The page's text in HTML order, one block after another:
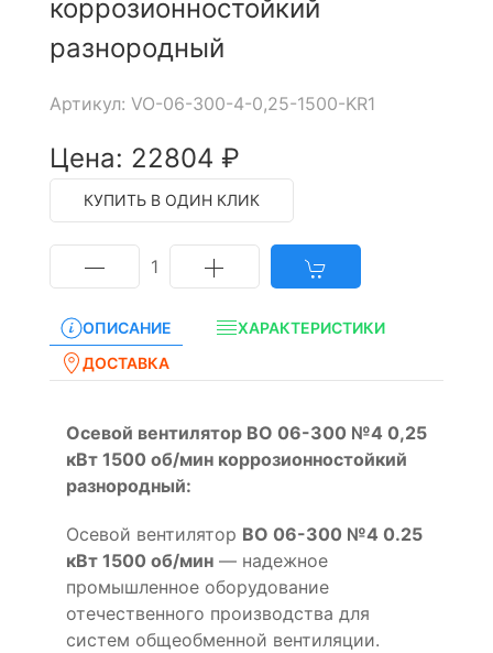
коррозионностойкий
разнородный
Артикул: VO-06-300-4-0,25-1500-KR1
Цена: 22804 ₽
КУПИТЬ В ОДИН КЛИК
1
ОПИСАНИЕ
ХАРАКТЕРИСТИКИ
ДОСТАВКА
Осевой вентилятор ВО 06-300 №4 0,25
кВт 1500 об/мин коррозионностойкий
разнородный:
Осевой вентилятор ВО 06-300 №4 0.25
кВт 1500 об/мин — надежное
промышленное оборудование
отечественного производства для
систем общеобменной вентиляции.